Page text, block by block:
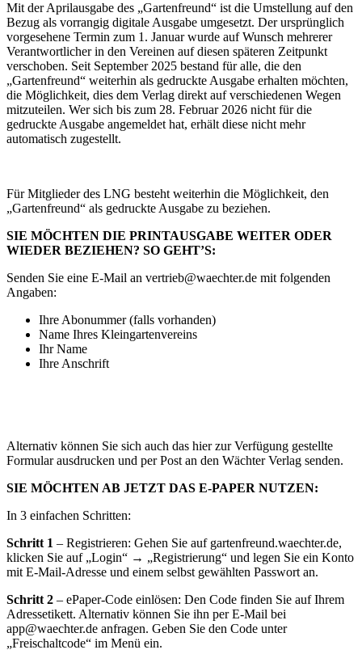
Mit der Aprilausgabe des „Gartenfreund“ ist die Umstellung auf den
Bezug als vorrangig digitale Ausgabe umgesetzt. Der ursprünglich
vorgesehene Termin zum 1. Januar wurde auf Wunsch mehrerer
Verantwortlicher in den Vereinen auf diesen späteren Zeitpunkt
verschoben. Seit September 2025 bestand für alle, die den
„Gartenfreund“ weiterhin als gedruckte Ausgabe erhalten möchten,
die Möglichkeit, dies dem Verlag direkt auf verschiedenen Wegen
mitzuteilen. Wer sich bis zum 28. Februar 2026 nicht für die
gedruckte Ausgabe angemeldet hat, erhält diese nicht mehr
automatisch zugestellt.
Für Mitglieder des LNG besteht weiterhin die Möglichkeit, den
„Gartenfreund“ als gedruckte Ausgabe zu beziehen.
SIE MÖCHTEN DIE PRINTAUSGABE WEITER ODER
WIEDER BEZIEHEN? SO GEHT’S:
Senden Sie eine E-Mail an vertrieb@waechter.de mit folgenden
Angaben:
Ihre Abonummer (falls vorhanden)
Name Ihres Kleingartenvereins
Ihr Name
Ihre Anschrift
Alternativ können Sie sich auch das hier zur Verfügung gestellte
Formular ausdrucken und per Post an den Wächter Verlag senden.
SIE MÖCHTEN AB JETZT DAS E-PAPER NUTZEN:
In 3 einfachen Schritten:
Schritt 1 – Registrieren: Gehen Sie auf gartenfreund.waechter.de,
klicken Sie auf „Login“ → „Registrierung“ und legen Sie ein Konto
mit E-Mail-Adresse und einem selbst gewählten Passwort an.
Schritt 2 – ePaper-Code einlösen: Den Code finden Sie auf Ihrem
Adressetikett. Alternativ können Sie ihn per E-Mail bei
app@waechter.de anfragen. Geben Sie den Code unter
„Freischaltcode“ im Menü ein.